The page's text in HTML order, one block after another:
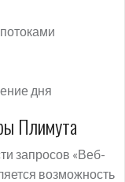
дня
Плимута
запросов «Веб-
возможность